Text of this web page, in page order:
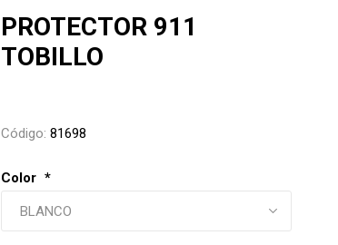
PROTECTOR 911
TOBILLO
Código: 81698
Color *